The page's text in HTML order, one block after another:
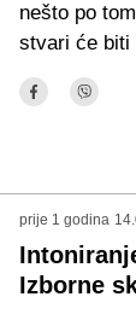
nešto po
stvari će biti
prije 1 godina
Izborne